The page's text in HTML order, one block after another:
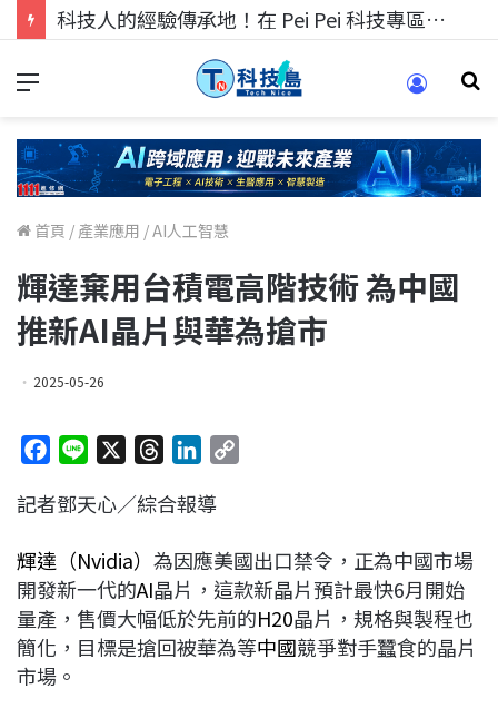
科技人的經驗傳承地！在 Pei Pei 科技專區，與學弟妹交流最硬核的技術
首頁 / 產業應用 /AI人工智慧
輝達棄用台積電高階技術 為中國
推新AI晶片與華為搶市
2025-05-26
c
b
o
o
k
n
r
a
d
s
n
e
d
I
n
L
i
n
k
記者鄧天心／綜合報導
輝達（Nvidia） 為因應美國出口禁令，正為中國市場
開發新一代的AI晶片，這款新晶片預計最快6月開始
量產，售價大幅低於先前的H20晶片，規格與製程也
簡化，目標是搶回被華為等中國競爭對手蠶食的晶片
市場。